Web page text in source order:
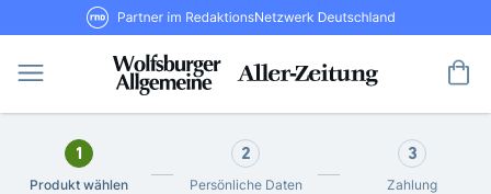
Direkt
zum
Inhalt
RND Partner im RedaktionsNetzwerk
1
Produkt wählen
2
Persönliche Daten
3
Zahlung